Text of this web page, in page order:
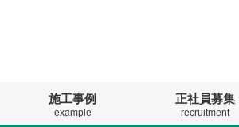
施工事例
example
正社員募集
recruitment